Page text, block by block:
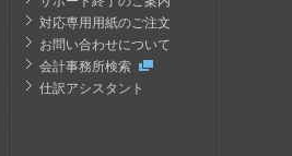
対応専用用紙のご注文
お問い合わせについて
会計事務所検索
仕訳アシスタント